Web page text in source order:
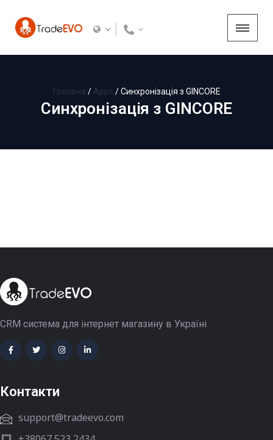
Головна / Apps /Синхронізація з GINCORE
Синхронізація з GINCORE
CRM система для інтернет магазину в Україні
Контакти
support@tradeevo.com